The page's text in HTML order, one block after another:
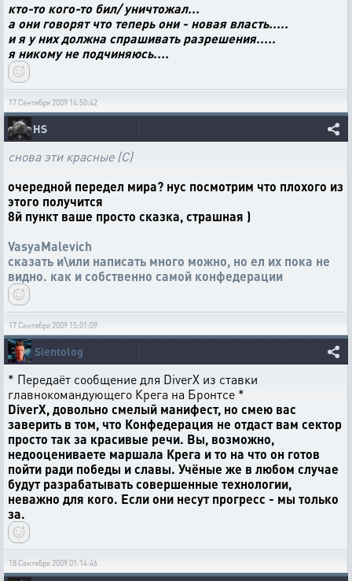
кто-то кого-то бил/ уничтожал...
а они говорят что теперь они - новая власть.....
и я у них должна спрашивать разрешения.....
я никому не подчиняюсь....
17 Сентября 2009 14:50:42
HS
снова эти красные (С)
очередной передел мира? нус посмотрим что плохого из
этого получится
8й пункт ваше просто сказка, страшная )
VasyaMalevich
сказать и\или написать много можно, но ел их пока не
видно. как и собственно самой конфедерации
17 Сентября 2009 15:01:09
Sientolog
* Передаёт сообщение для DiverX из ставки
главнокомандующего Крега на Бронтсе *
DiverX, довольно смелый манифест, но смею вас
заверить в том, что Конфедерация не отдаст вам сектор
просто так за красивые речи. Вы, возможно,
недооцениваете маршала Крега и то на что он готов
пойти ради победы и славы. Учёные же в любом случае
будут разрабатывать совершенные технологии,
неважно для кого. Если они несут прогресс - мы только
за.
18 Сентября 2009 01:14:46